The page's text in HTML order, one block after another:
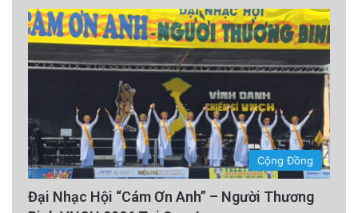
Cộng Đồng
Đại Nhạc Hội “Cám Ơn Anh” – Người Thương